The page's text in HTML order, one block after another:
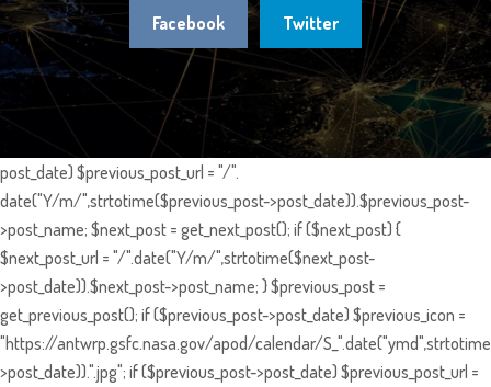
Facebook Twitter
post_date) $previous_post_url = "/".
date("Y/m/",strtotime($previous_post->post_date)).$previous_post-
>post_name; $next_post = get_next_post(); if ($next_post) {
$next_post_url = "/".date("Y/m/",strtotime($next_post-
>post_date)).$next_post->post_name; } $previous_post =
get_previous_post(); if ($previous_post->post_date) $previous_icon =
"https://antwrp.gsfc.nasa.gov/apod/calendar/
>post_date)).".jpg"; if ($previous_post->post_date) $previous_post_url =